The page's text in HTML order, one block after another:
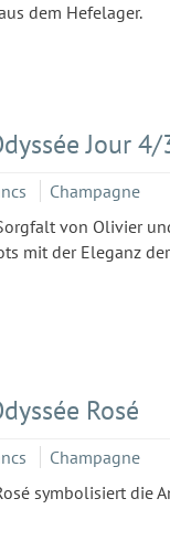
dem Hefelager.
Jour
Champagne
von Olivier
mit der Eleganz
Rosé
Champagne
symbolisiert